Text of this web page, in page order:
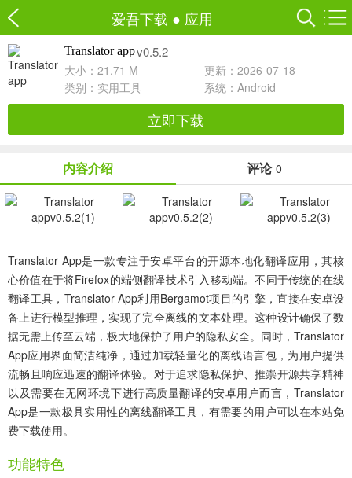
爱吾下载 ● 应用
Translator appv0.5.2
大小：21.71 M
更新：2026-07-18
类别： 实用工具 系统：Android
立即下载
内容介绍 评论 0
Translator App是一款专注于安卓平台的开源本地化翻译应用，其核
心价值在于将Firefox的端侧翻译技术引入移动端。不同于传统的在线
翻译工具，Translator App利用Bergamot项目的引擎，直接在安卓设
备上进行模型推理，实现了完全离线的文本处理。这种设计确保了数
据无需上传至云端，极大地保护了用户的隐私安全。同时，Translator
App应用界面简洁纯净，通过加载轻量化的离线语言包，为用户提供
流畅且响应迅速的翻译体验。对于追求隐私保护、推崇开源共享精神
以及需要在无网环境下进行高质量翻译的安卓用户而言，Translator
App是一款极具实用性的离线翻译工具，有需要的用户可以在本站免
费下载使用。
功能特色